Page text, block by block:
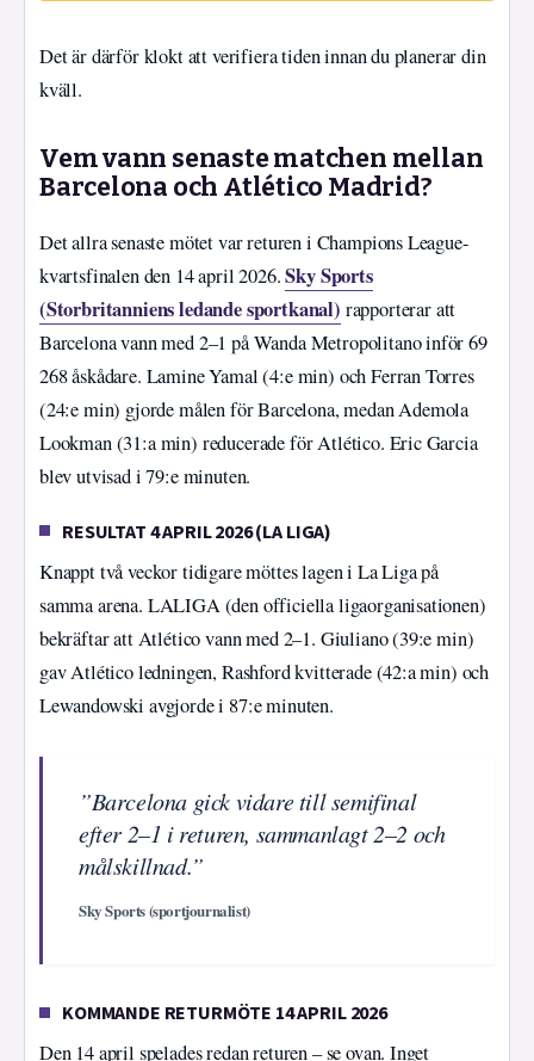
Det är därför klokt att verifiera tiden innan du planerar din
kväll.
Vem vann senaste matchen mellan
Barcelona och Atlético Madrid?
Det allra senaste mötet var returen i Champions League-
kvartsfinalen den 14 april 2026.Sky Sports
(Storbritanniens ledande sportkanal) rapporterar att
Barcelona vann med 2–1 på Wanda Metropolitano inför 69
268 åskådare. Lamine Yamal (4:e min) och Ferran Torres
(24:e min) gjorde målen för Barcelona, medan Ademola
Lookman (31:a min) reducerade för Atlético. Eric Garcia
blev utvisad i 79:e minuten.
RESULTAT 4 APRIL 2026 (LA LIGA)
Knappt två veckor tidigare möttes lagen i La Liga på
samma arena. LALIGA (den officiella ligaorganisationen)
bekräftar att Atlético vann med 2–1. Giuliano (39:e min)
gav Atlético ledningen, Rashford kvitterade (42:a min) och
Lewandowski avgjorde i 87:e minuten.
”Barcelona gick vidare till semifinal
efter 2–1 i returen, sammanlagt 2–2 och
målskillnad.”
Sky Sports (sportjournalist)
KOMMANDE RETURMÖTE 14 APRIL 2026
Den 14 april spelades redan returen – se ovan. Inget